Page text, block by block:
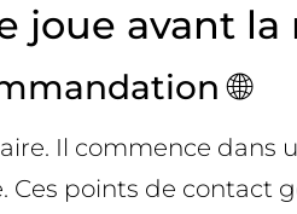
joue avant la
🌐
Il commence
points de contact